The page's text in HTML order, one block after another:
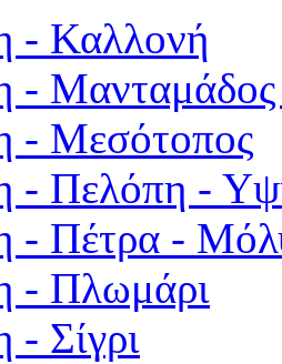
- Καλλονή
- Μανταμάδος
- Μεσότοπος
- Πελόπη -
- Πέτρα -
- Πλωμάρι
- Σίγρι